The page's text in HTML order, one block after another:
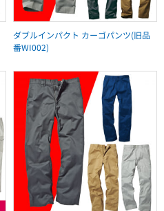
ダブルインパクト カーゴパンツ(旧品
番WI002)